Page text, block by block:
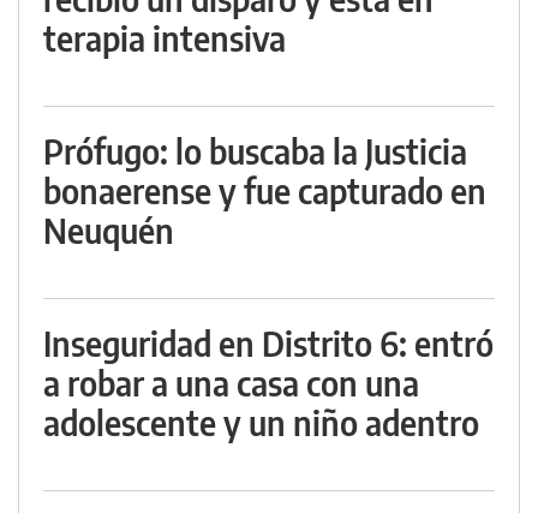
terapia intensiva
Prófugo: lo buscaba la Justicia
bonaerense y fue capturado en
Neuquén
Inseguridad en Distrito 6: entró
a robar a una casa con una
adolescente y un niño adentro